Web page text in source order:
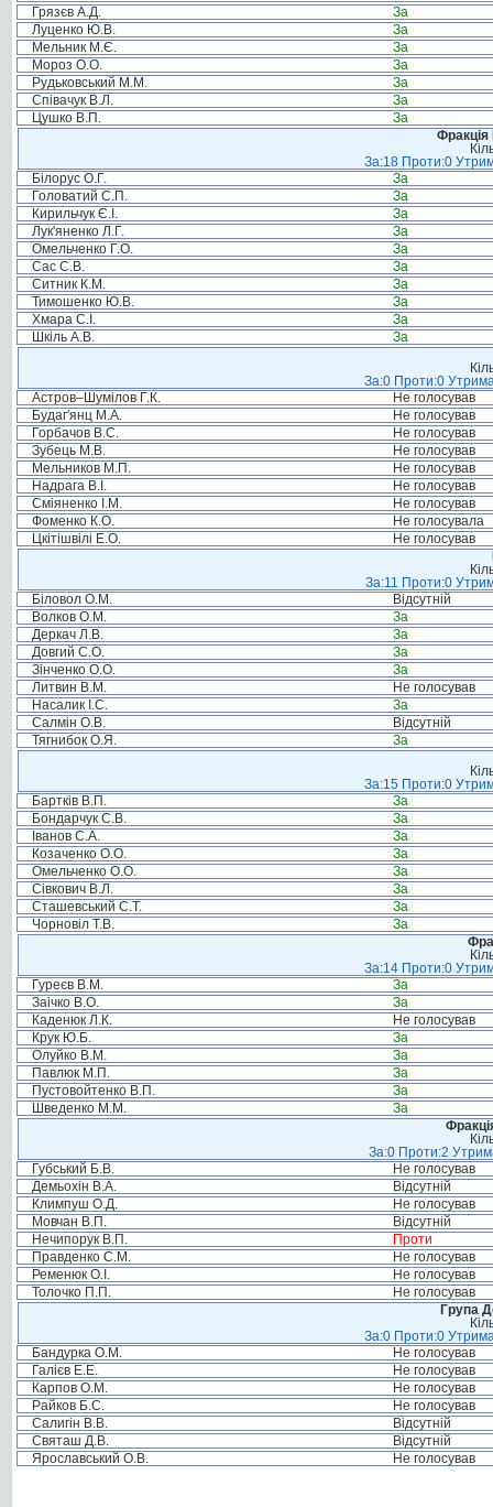
Грязєв А.Д.
За
Луценко Ю.В.
За
Мельник М.Є.
За
Мороз О.О.
За
Рудьковський М.М.
За
Співачук В.Л.
За
Цушко В.П.
За
За:18 Проти:0
Білорус О.Г.
За
Головатий С.П.
За
Кирильчук Є.І.
За
Лук'яненко Л.Г.
За
Омельченко Г.О.
За
Сас С.В.
За
Ситник К.М.
За
Тимошенко Ю.В.
За
Хмара С.І.
За
Шкіль А.В.
За
За:0 Проти:0
Астров–Шумілов Г.К.
Не голосував
Будаг'янц М.А.
Не голосував
Горбачов В.С.
Не голосував
Зубець М.В.
Не голосував
Мельников М.П.
Не голосував
Надрага В.І.
Не голосував
Сміяненко І.М.
Не голосував
Фоменко К.О.
Не голосувала
Цкітішвілі Е.О.
Не голосував
За:11 Проти:0
Біловол О.М.
Відсутній
Волков О.М.
За
Деркач Л.В.
За
Довгий С.О.
За
Зінченко О.О.
За
Литвин В.М.
Не голосував
Насалик І.С.
За
Салмін О.В.
Відсутній
Тягнибок О.Я.
За
За:15 Проти:0
Бартків В.П.
За
Бондарчук С.В.
За
Іванов С.А.
За
Козаченко О.О.
За
Омельченко О.О.
За
Сівкович В.Л.
За
Сташевський С.Т.
За
Чорновіл Т.В.
За
За:14 Проти:0
Гуреєв В.М.
За
Заічко В.О.
За
Каденюк Л.К.
Не голосував
Крук Ю.Б.
За
Олуйко В.М.
За
Павлюк М.П.
За
Пустовойтенко В.П.
За
Шведенко М.М.
За
За:0 Проти:2
Губський Б.В.
Не голосував
Демьохін В.А.
Відсутній
Климпуш О.Д.
Не голосував
Мовчан В.П.
Відсутній
Нечипорук В.П.
Проти
Правденко С.М.
Не голосував
Ременюк О.І.
Не голосував
Толочко П.П.
Не голосував
Група
За:0 Проти:0
Бандурка О.М.
Не голосував
Галієв Е.Е.
Не голосував
Карпов О.М.
Не голосував
Райков Б.С.
Не голосував
Салигін В.В.
Відсутній
Святаш Д.В.
Відсутній
Ярославський О.В.
Не голосував